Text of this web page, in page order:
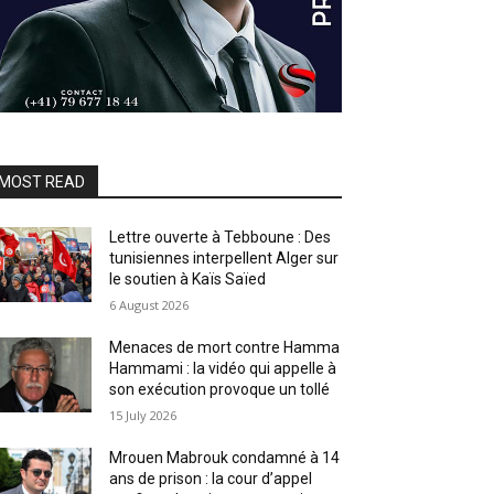
READ
Lettre ouverte à Tebboune : Des
tunisiennes interpellent Alger sur
le soutien à Kaïs Saïed
6 August 2026
Menaces de mort contre Hamma
Hammami : la vidéo qui appelle à
son exécution provoque un tollé
15 July 2026
Mrouen Mabrouk condamné à 14
ans de prison : la cour d’appel